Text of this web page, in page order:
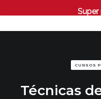
CURSOS
Técnicas